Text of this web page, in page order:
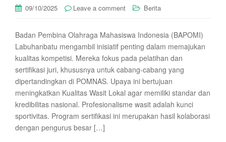
09/10/2025 Leave a comment Berita
Badan Pembina Olahraga Mahasiswa Indonesia (BAPOMI)
Labuhanbatu mengambil inisiatif penting dalam memajukan
kualitas kompetisi. Mereka fokus pada pelatihan dan
sertifikasi juri, khususnya untuk cabang-cabang yang
dipertandingkan di POMNAS. Upaya ini bertujuan
meningkatkan Kualitas Wasit Lokal agar memiliki standar dan
kredibilitas nasional. Profesionalisme wasit adalah kunci
sportivitas. Program sertifikasi ini merupakan hasil kolaborasi
dengan pengurus besar […]